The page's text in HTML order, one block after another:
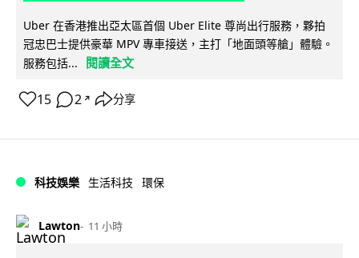
Uber 在香港推出亞太區首個 Uber Elite 尊尚出行服務，夥拍
冠忠巴士提供豪華 MPV 專車接送，主打「地面頭等艙」體驗。
服務包括...
閱讀全文
15 2 ↗ 分享
科技娛樂 生活科技 環保
Lawton 11 小時